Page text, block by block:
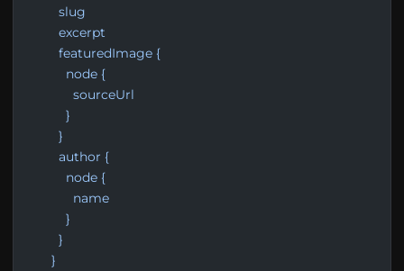
        slug
        excerpt
        featuredImage {
          node {
            sourceUrl
          }
        }
        author {
          node {
            name
          }
        }
      }